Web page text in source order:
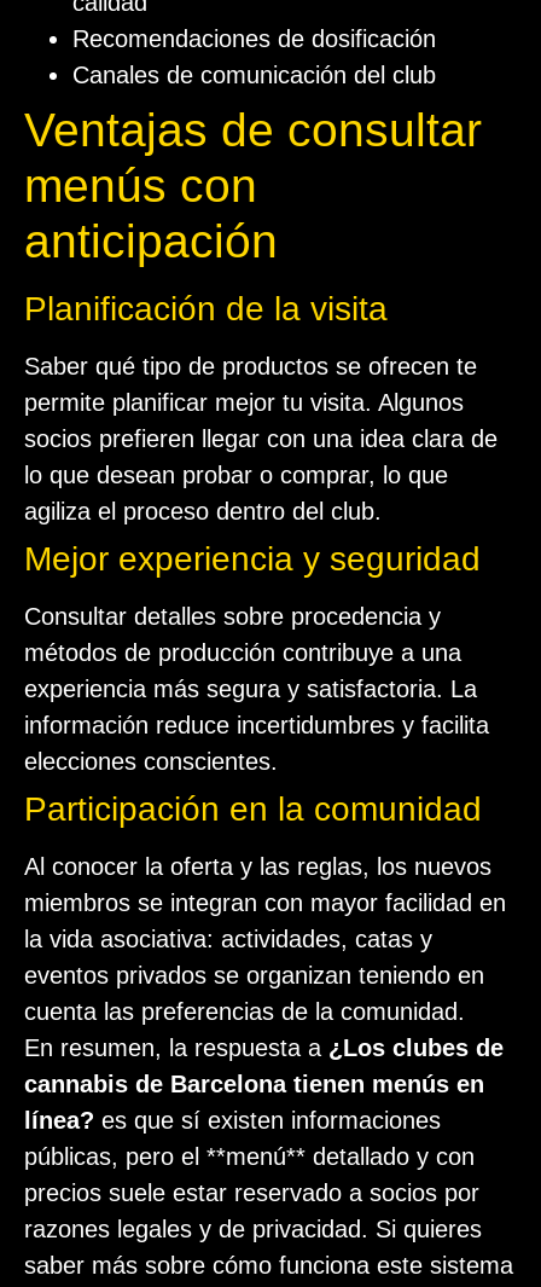
Recomendaciones de dosificación
Canales de comunicación del club
Ventajas de consultar
menús con
anticipación
Planificación de la visita
Saber qué tipo de productos se ofrecen te
permite planificar mejor tu visita. Algunos
socios prefieren llegar con una idea clara de
lo que desean probar o comprar, lo que
agiliza el proceso dentro del club.
Mejor experiencia y seguridad
Consultar detalles sobre procedencia y
métodos de producción contribuye a una
experiencia más segura y satisfactoria. La
información reduce incertidumbres y facilita
elecciones conscientes.
Participación en la comunidad
Al conocer la oferta y las reglas, los nuevos
miembros se integran con mayor facilidad en
la vida asociativa: actividades, catas y
eventos privados se organizan teniendo en
cuenta las preferencias de la comunidad.
En resumen, la respuesta a ¿Los clubes de
cannabis de Barcelona tienen menús en
línea? es que sí existen informaciones
públicas, pero el **menú** detallado y con
precios suele estar reservado a socios por
razones legales y de privacidad. Si quieres
saber más sobre cómo funciona este sistema